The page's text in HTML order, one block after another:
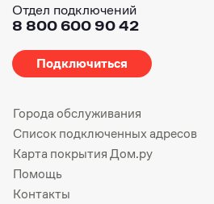
Отдел подключений
8 800 600 90 42
Подключиться
Города обслуживания
Список подключенных адресов
Карта покрытия Дом.ру
Помощь
Контакты